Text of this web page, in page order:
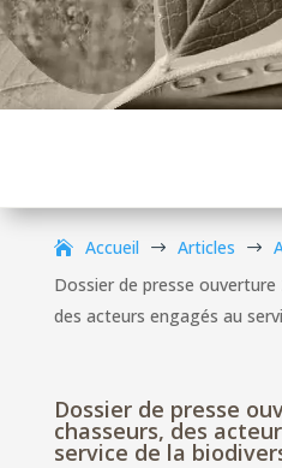
Accueil $ Articles $
Dossier de presse ouverture
des acteurs engagés au
Dossier de presse
chasseurs, des
service de la